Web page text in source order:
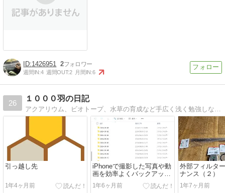
1426951 2
週間IN:4 週間OUT:2 月間IN:6
26
１０００羽の日記
アクアリウム、ビオトープ、水草の育成など手広く浅く勉強しながらやってます。
引っ越し先
1年4ヶ月前
iPhoneで撮影した写真や動
画を効率よくバックアップ
する方法について考えてみ
る
1年6ヶ月前
外部フィルタ
ナンス（２）
1年7ヶ月前